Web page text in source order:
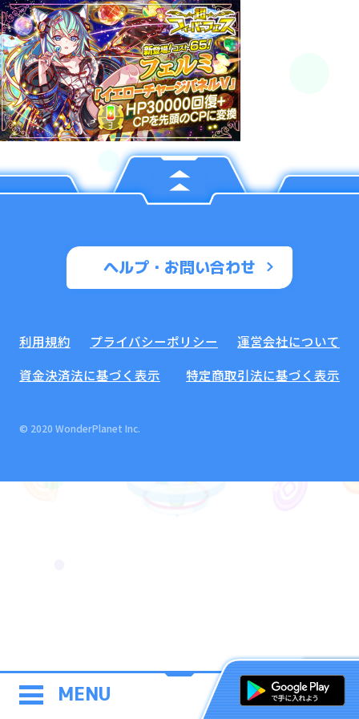
MENU
ヘルプ・お問い合わせ
利用規約 プライバシーポリシー
運営会社について
資金決済法に基づく表示
特定商取引法に基づく表示
© 2020 WonderPlanet Inc.